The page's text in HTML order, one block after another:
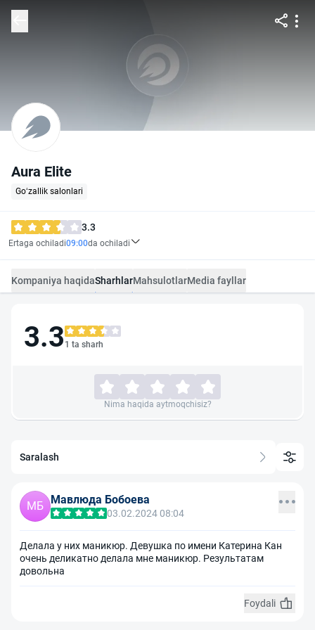
Aura Elite
Go‘zallik salonlari
3.3
Ertaga ochiladi09:00da ochiladi
Kompaniya haqidaSharhlarMahsulotlarMedia fayllar
3.3 1 ta sharh
Nima haqida aytmoqchisiz?
Saralash
МБ Мавлюда Бобоева
03.02.2024 08:04
Делала у них маникюр. Девушка по имени Катерина Кан
очень деликатно делала мне маникюр. Результатам
довольна
Foydali